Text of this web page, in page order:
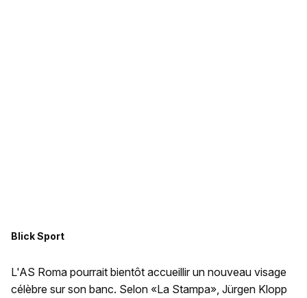
Blick Sport
L'AS Roma pourrait bientôt accueillir un nouveau visage
célèbre sur son banc. Selon «La Stampa», Jürgen Klopp